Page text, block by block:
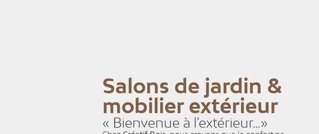
Salons de jardin &
mobilier extérieur
« Bienvenue à l’extérieur…»